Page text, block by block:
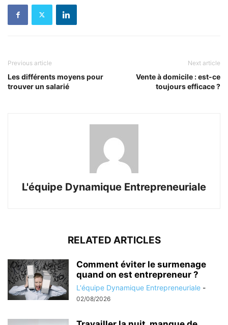
Previous article
Les différents moyens pour
trouver un salarié
Next article
Vente à domicile : est-ce
toujours efficace ?
L'équipe Dynamique Entrepreneuriale
RELATED ARTICLES
Comment éviter le surmenage
quand on est entrepreneur ?
L'équipe Dynamique Entrepreneuriale -
02/08/2026